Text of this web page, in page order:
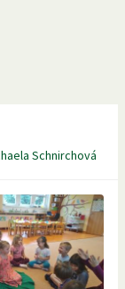
Schnirchová